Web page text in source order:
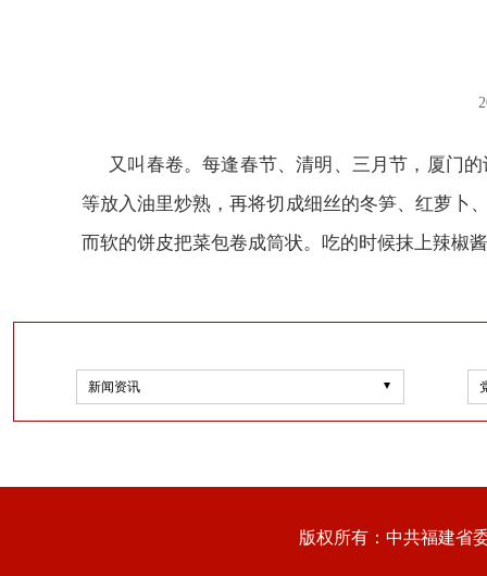
又叫春卷。每逢春节、清明、三月节，厦门
等放入油里炒熟，再将切成细丝的冬笋、红萝卜
而软的饼皮把菜包卷成筒状。吃的时候抹上辣椒
新闻资讯
版权所有：中共福建省